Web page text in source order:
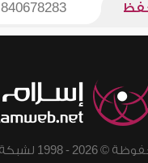
840678283
إسلام ويب